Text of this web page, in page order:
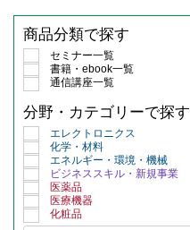
商品分類で探す
セミナー一覧
書籍・ebook一覧
通信講座一覧
分野・カテゴリーで探す
エレクトロニクス
化学・材料
エネルギー・環境・機械
ビジネススキル・新規事業
医薬品
医療機器
化粧品